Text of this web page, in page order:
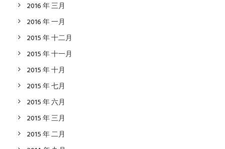
2016 年 三月
2016 年 一月
2015 年 十二月
2015 年 十一月
2015 年 十月
2015 年 七月
2015 年 六月
2015 年 三月
2015 年 二月